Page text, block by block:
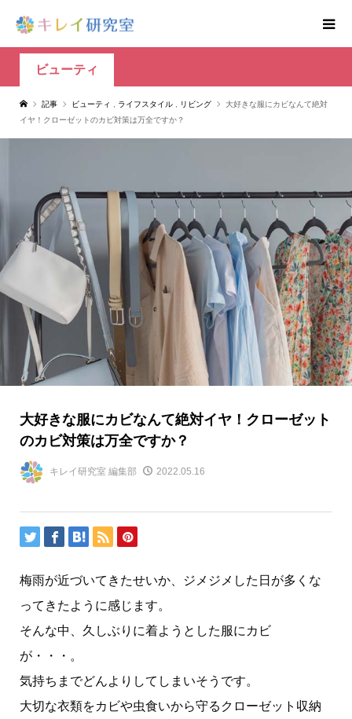
ビューティ
記事 ビューティ ライフスタイル リビング
大好きな服にカビなんて絶対
イヤ！クローゼットのカビ対策は万全ですか？
大好きな服にカビなんて絶対イヤ！クローゼット
のカビ対策は万全ですか？
キレイ研究室 編集部 2022.05.16
梅雨が近づいてきたせいか、ジメジメした日が多くな
ってきたように感じます。
そんな中、久しぶりに着ようとした服にカビ
が・・・。
気持ちまでどんよりしてしまいそうです。
大切な衣類をカビや虫食いから守るクローゼット収納